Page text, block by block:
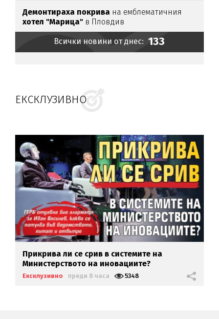
Демонтираха покрива на емблематичния
хотел "Марица" в Пловдив
Всички новини от днес: 133
ЕКСКЛУЗИВНО
Прикрива ли се срив в системите на
Министерството на иновациите?
Ексклузивно преди 8 часа 5348